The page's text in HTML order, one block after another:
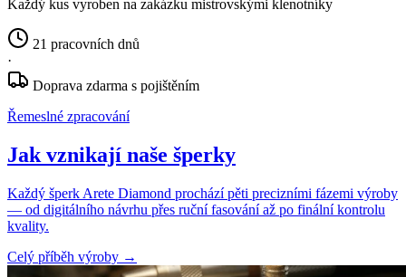
Každý kus vyroben na zakázku mistrovskými klenotníky
21 pracovních dnů
·
Doprava zdarma s pojištěním
Řemeslné zpracování
Jak vznikají naše šperky
Každý šperk Arete Diamond prochází pěti precizními fázemi výroby
— od digitálního návrhu přes ruční fasování až po finální kontrolu
kvality.
Celý příběh výroby →